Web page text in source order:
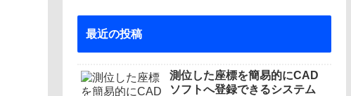
最近の投稿
測位した座標を簡易的にCAD
ソフトへ登録できるシステム